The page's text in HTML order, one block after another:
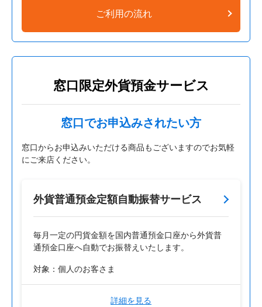
ご利用の流れ
窓口限定外貨預金サービス
窓口でお申込みされたい方
窓口からお申込みいただける商品もございますのでお気軽
にご来店ください。
外貨普通預金定額自動振替サービス
毎月一定の円貨金額を国内普通預金口座から外貨普
通預金口座へ自動でお振替えいたします。
対象：個人のお客さま
詳細を見る